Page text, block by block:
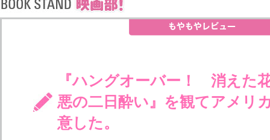
『ハングオーバー！ 消えた
悪の二日酔い』を観てアメリ
意した。